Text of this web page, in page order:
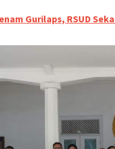
Gurilaps, RSUD